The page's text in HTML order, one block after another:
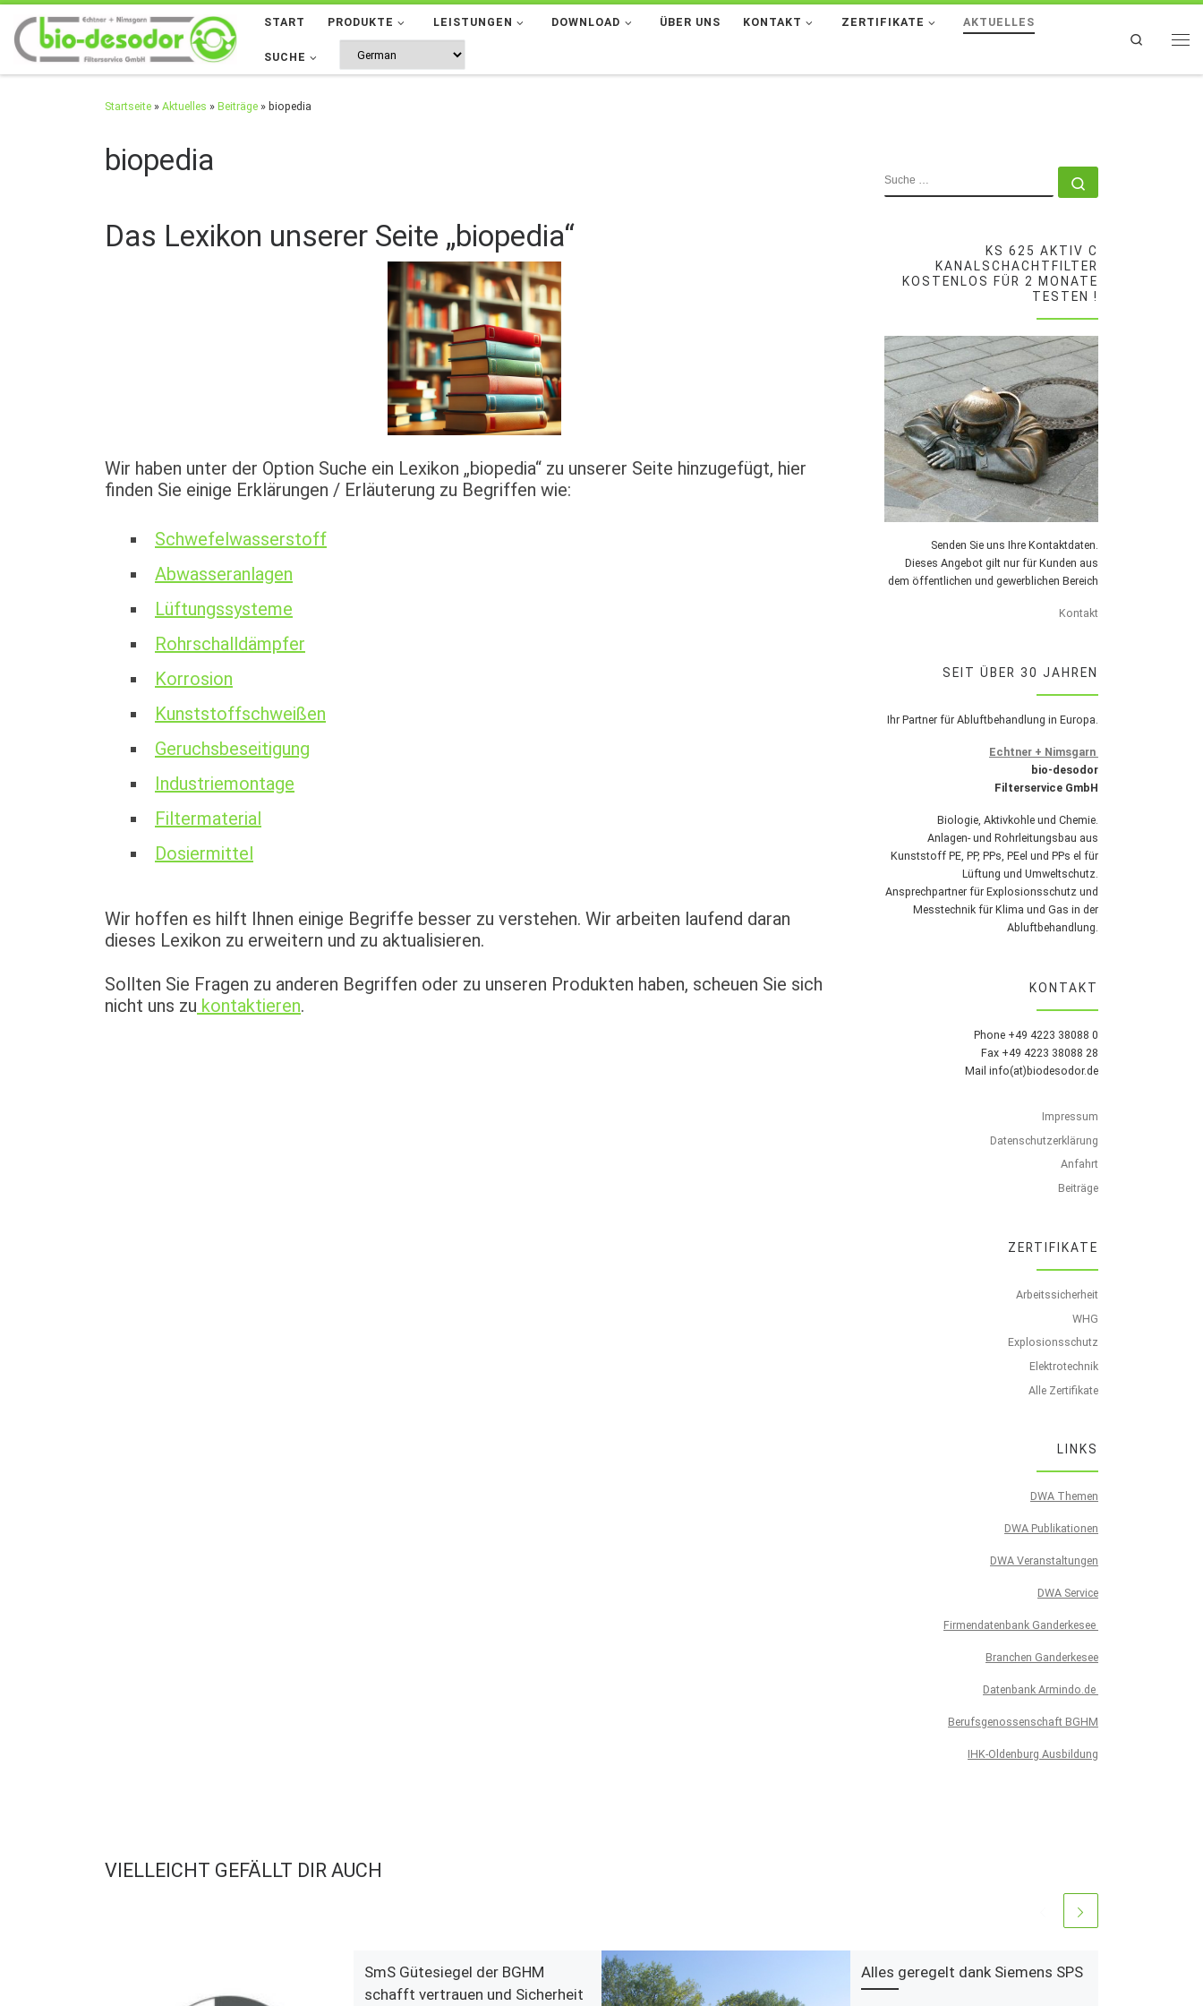
Zum Inhalt springen START PRODUKTE LEISTUNGEN DOWNLOAD ÜBER UNS KONTAKT ZERTIFIKATE AKTUELLES
SUCHE
Search
Startseite » Aktuelles » Beiträge » biopedia
biopedia
Das Lexikon unserer Seite „biopedia“
Wir haben unter der Option Suche ein Lexikon „biopedia“ zu unserer Seite hinzugefügt, hier
finden Sie einige Erklärungen / Erläuterung zu Begriffen wie:
Schwefelwasserstoff
Abwasseranlagen
Lüftungssysteme
Rohrschalldämpfer
Korrosion
Kunststoffschweißen
Geruchsbeseitigung
Industriemontage
Filtermaterial
Dosiermittel
Wir hoffen es hilft Ihnen einige Begriffe besser zu verstehen. Wir arbeiten laufend daran
dieses Lexikon zu erweitern und zu aktualisieren.
Sollten Sie Fragen zu anderen Begriffen oder zu unseren Produkten haben, scheuen Sie sich
nicht uns zu kontaktieren.
VIELLEICHT GEFÄLLT DIR AUCH
SmS Gütesiegel der BGHM
schafft vertrauen und Sicherheit
Alles geregelt dank Siemens SPS
SUCHE
KS 625 AKTIV C
KANALSCHACHTFILTER
KOSTENLOS FÜR 2 MONATE
TESTEN !
Senden Sie uns Ihre Kontaktdaten.
Dieses Angebot gilt nur für Kunden aus
dem öffentlichen und gewerblichen Bereich
Kontakt
SEIT ÜBER 30 JAHREN
Ihr Partner für Abluftbehandlung in Europa.
Echtner + Nimsgarn
bio-desodor
Filterservice GmbH
Biologie, Aktivkohle und Chemie.
Anlagen- und Rohrleitungsbau aus
Kunststoff PE, PP, PPs, PEel und PPs el für
Lüftung und Umweltschutz.
Ansprechpartner für Explosionsschutz und
Messtechnik für Klima und Gas in der
Abluftbehandlung.
KONTAKT
Phone +49 4223 38088 0
Fax +49 4223 38088 28
Mail info(at)biodesodor.de
Impressum
Datenschutzerklärung
Anfahrt
Beiträge
ZERTIFIKATE
Arbeitssicherheit
WHG
Explosionsschutz
Elektrotechnik
Alle Zertifikate
LINKS
DWA Themen
DWA Publikationen
DWA Veranstaltungen
DWA Service
Firmendatenbank Ganderkesee
Branchen Ganderkesee
Datenbank Armindo.de
Berufsgenossenschaft BGHM
IHK-Oldenburg Ausbildung